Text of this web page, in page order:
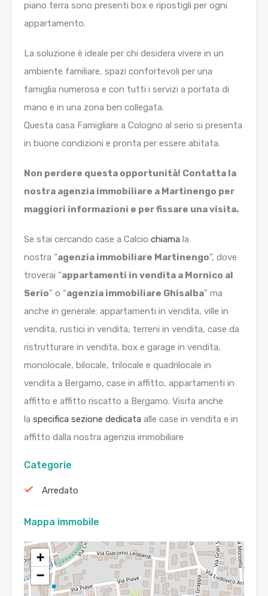
piano terra sono presenti box e ripostigli per ogni
appartamento.
La soluzione è ideale per chi desidera vivere in un
ambiente familiare, spazi confortevoli per una
famiglia numerosa e con tutti i servizi a portata di
mano e in una zona ben collegata.
Questa casa Famigliare a Cologno al serio si presenta
in buone condizioni e pronta per essere abitata.
Non perdere questa opportunità! Contatta la
nostra agenzia immobiliare a Martinengo per
maggiori informazioni e per fissare una visita.
Se stai cercando case a Calcio chiama la
nostra “agenzia immobiliare Martinengo”, dove
troverai “appartamenti in vendita a Mornico al
Serio” o “agenzia immobiliare Ghisalba” ma
anche in generale: appartamenti in vendita, ville in
vendita, rustici in vendita, terreni in vendita, case da
ristrutturare in vendita, box e garage in vendita,
monolocale, bilocale, trilocale e quadrilocale in
vendita a Bergamo, case in affitto, appartamenti in
affitto e affitto riscatto a Bergamo. Visita anche
la specifica sezione dedicata alle case in vendita e in
affitto dalla nostra agenzia immobiliare
Categorie
Arredato
Mappa immobile
+
−